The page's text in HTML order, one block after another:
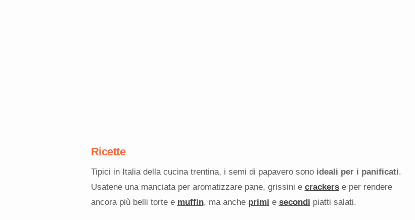
Ricette
Tipici in Italia della cucina trentina, i semi di papavero sono ideali per i panificati.
Usatene una manciata per aromatizzare pane, grissini e crackerse per rendere
ancora più belli torte e muffin, ma anche primi e secondi piatti salati.